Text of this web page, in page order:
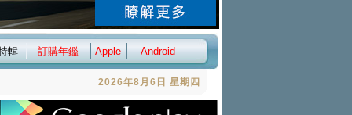
輯 訂購年鑑 Apple Android
2026年8月6日 星期四